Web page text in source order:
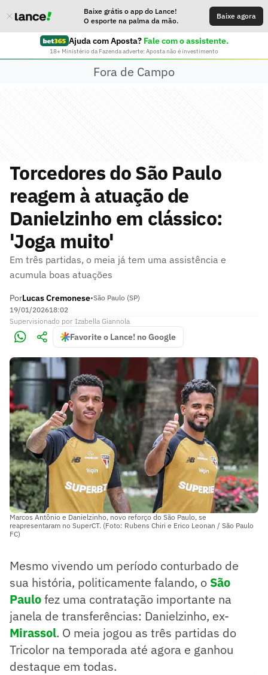
Baixe grátis o app do Lance!
O esporte na palma da mão.
Baixe agora
Ajuda com Aposta? Fale com o assistente.
18+ Ministério da Fazenda adverte: Aposta não é investimento
Fora de Campo
Torcedores do São Paulo
reagem à atuação de
Danielzinho em clássico:
'Joga muito'
Em três partidas, o meia já tem uma assistência e
acumula boas atuações
PorLucas Cremonese•São Paulo (SP)
19/01/202618:02
Supervisionado por Izabella Giannola
Favorite o Lance! no Google
Marcos Antônio e Danielzinho, novo reforço do São Paulo, se
reapresentaram no SuperCT. (Foto: Rubens Chiri e Erico Leonan / São Paulo
FC)
Mesmo vivendo um período conturbado de
sua história, politicamente falando, o São
Paulofez uma contratação importante na
janela de transferências: Danielzinho, ex-
Mirassol. O meia jogou as três partidas do
Tricolor na temporada até agora e ganhou
destaque em todas.